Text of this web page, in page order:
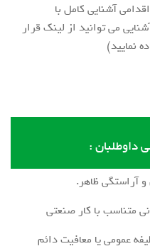
آشنایی کامل با
می توانید از لینک قرار
نمایید)
:
عمومی یا معافیت دائم